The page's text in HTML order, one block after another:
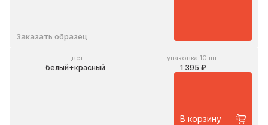
Заказать образец
Цвет
белый+красный
упаковка 10 шт.
1 395 ₽
В корзину